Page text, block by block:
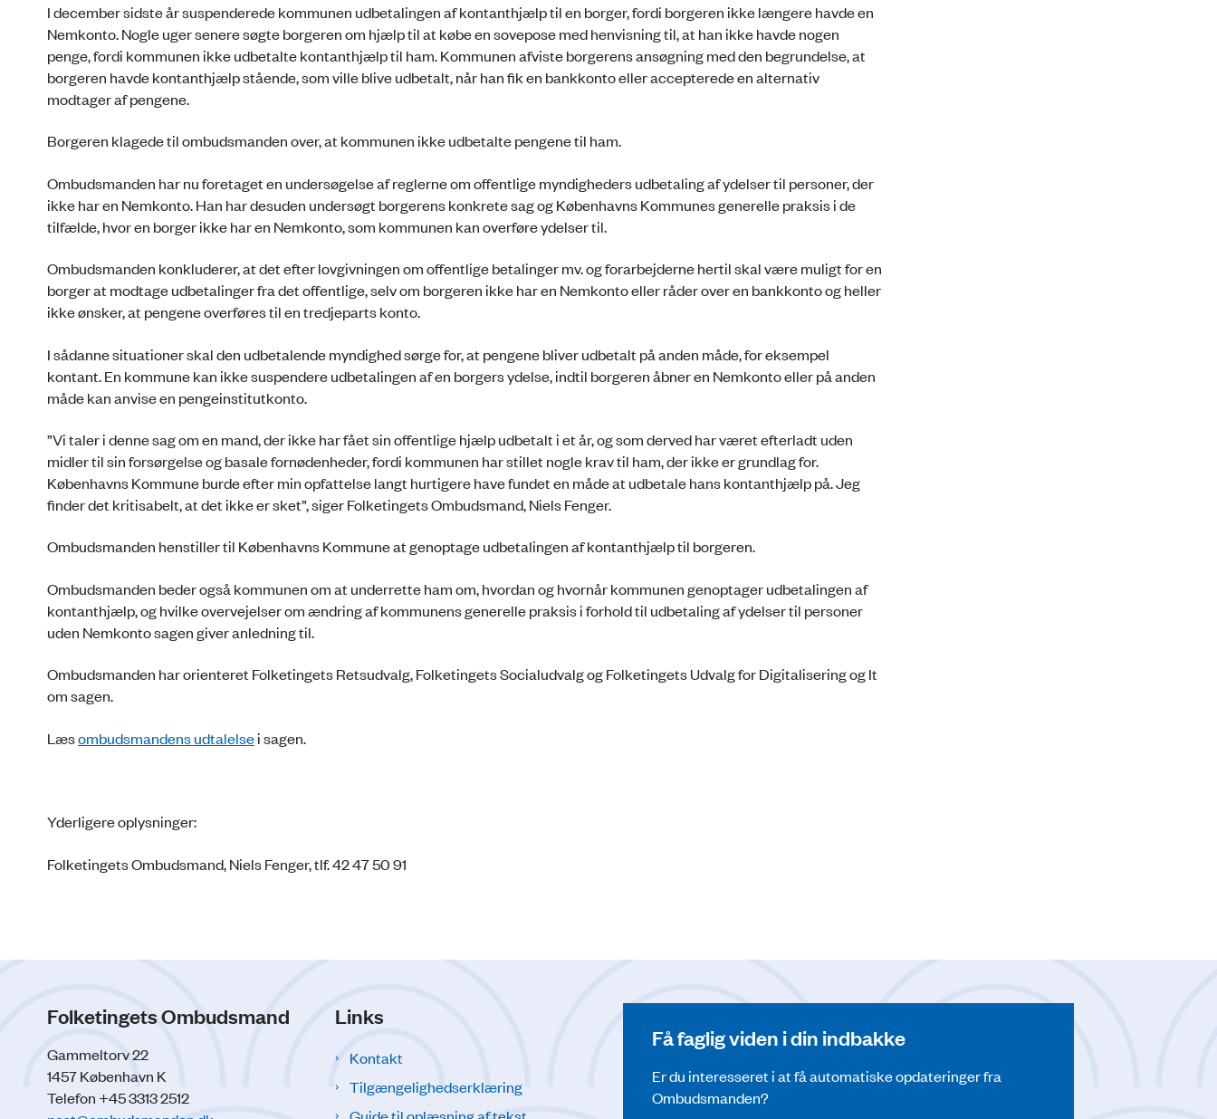
I december sidste år suspenderede kommunen udbetalingen af kontanthjælp til en borger, fordi borgeren ikke længere havde en
Nemkonto. Nogle uger senere søgte borgeren om hjælp til at købe en sovepose med henvisning til, at han ikke havde nogen
penge, fordi kommunen ikke udbetalte kontanthjælp til ham. Kommunen afviste borgerens ansøgning med den begrundelse, at
borgeren havde kontanthjælp stående, som ville blive udbetalt, når han fik en bankkonto eller accepterede en alternativ
modtager af pengene.
Borgeren klagede til ombudsmanden over, at kommunen ikke udbetalte pengene til ham.
Ombudsmanden har nu foretaget en undersøgelse af reglerne om offentlige myndigheders udbetaling af ydelser til personer, der
ikke har en Nemkonto. Han har desuden undersøgt borgerens konkrete sag og Københavns Kommunes generelle praksis i de
tilfælde, hvor en borger ikke har en Nemkonto, som kommunen kan overføre ydelser til.
Ombudsmanden konkluderer, at det efter lovgivningen om offentlige betalinger mv. og forarbejderne hertil skal være muligt for en
borger at modtage udbetalinger fra det offentlige, selv om borgeren ikke har en Nemkonto eller råder over en bankkonto og heller
ikke ønsker, at pengene overføres til en tredjeparts konto.
I sådanne situationer skal den udbetalende myndighed sørge for, at pengene bliver udbetalt på anden måde, for eksempel
kontant. En kommune kan ikke suspendere udbetalingen af en borgers ydelse, indtil borgeren åbner en Nemkonto eller på anden
måde kan anvise en pengeinstitutkonto.
”Vi taler i denne sag om en mand, der ikke har fået sin offentlige hjælp udbetalt i et år, og som derved har været efterladt uden
midler til sin forsørgelse og basale fornødenheder, fordi kommunen har stillet nogle krav til ham, der ikke er grundlag for.
Københavns Kommune burde efter min opfattelse langt hurtigere have fundet en måde at udbetale hans kontanthjælp på. Jeg
finder det kritisabelt, at det ikke er sket”, siger Folketingets Ombudsmand, Niels Fenger.
Ombudsmanden henstiller til Københavns Kommune at genoptage udbetalingen af kontanthjælp til borgeren.
Ombudsmanden beder også kommunen om at underrette ham om, hvordan og hvornår kommunen genoptager udbetalingen af
kontanthjælp, og hvilke overvejelser om ændring af kommunens generelle praksis i forhold til udbetaling af ydelser til personer
uden Nemkonto sagen giver anledning til.
Ombudsmanden har orienteret Folketingets Retsudvalg, Folketingets Socialudvalg og Folketingets Udvalg for Digitalisering og It
om sagen.
Læsombudsmandens udtalelsei sagen.
Yderligere oplysninger:
Folketingets Ombudsmand, Niels Fenger, tlf. 42 47 50 91
Folketingets Ombudsmand
Gammeltorv 22
1457 København K
Telefon +45 3313 2512
Links
Kontakt
Tilgængelighedserklæring
Få faglig viden i din indbakke
Er du interesseret i at få automatiske opdateringer fra
Ombudsmanden?